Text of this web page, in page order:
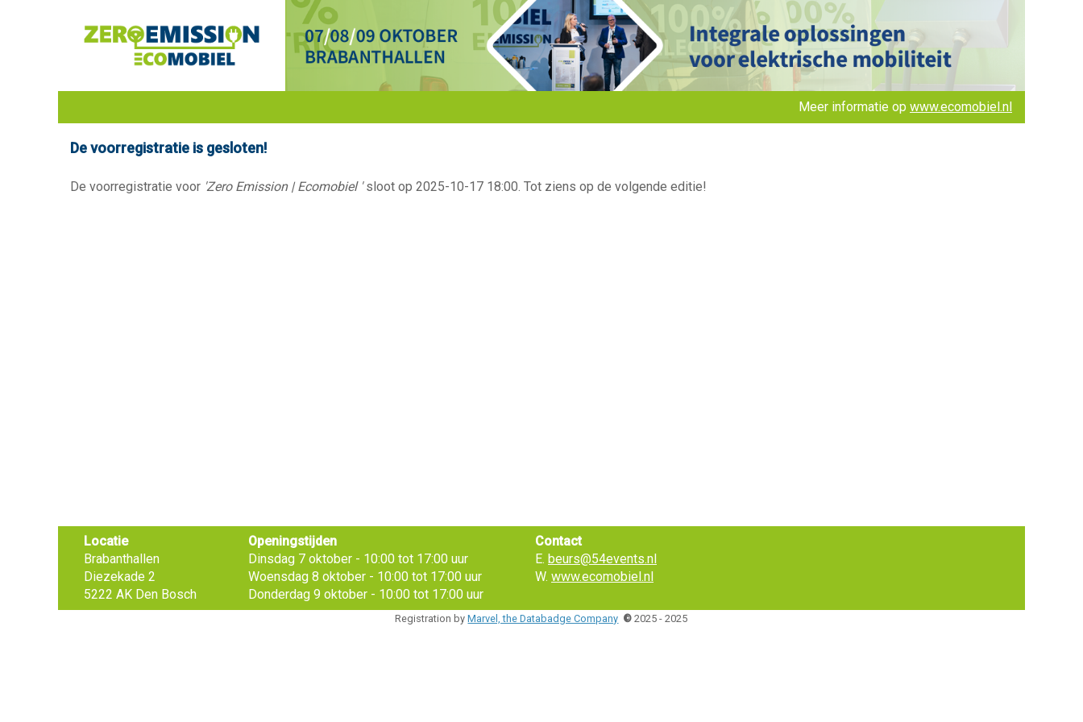
Meer informatie op www.ecomobiel.nl
De voorregistratie is gesloten!
De voorregistratie voor 'Zero Emission | Ecomobiel ' sloot op 2025-10-17 18:00. Tot ziens op de volgende editie!
Locatie
Brabanthallen
Diezekade 2
5222 AK Den Bosch
Openingstijden
Dinsdag 7 oktober - 10:00 tot 17:00 uur
Woensdag 8 oktober - 10:00 tot 17:00 uur
Donderdag 9 oktober - 10:00 tot 17:00 uur
Contact
E. beurs@54events.nl
W. www.ecomobiel.nl
Registration byMarvel, the Databadge Company © 2025 - 2025